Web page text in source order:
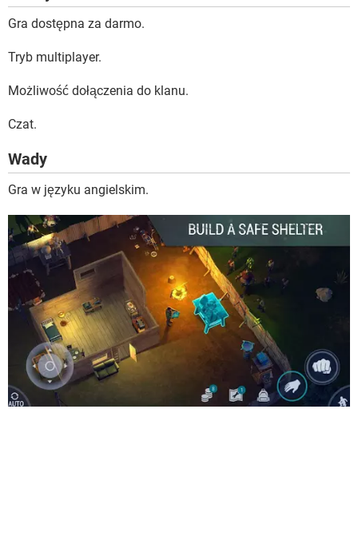
Gra dostępna za darmo.
Tryb multiplayer.
Możliwość dołączenia do klanu.
Czat.
Wady
Gra w języku angielskim.